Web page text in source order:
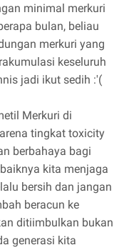
minimal merkuri
bulan, beliau
merkuri yang
keseluruh
jadi ikut sedih :'(
Merkuri di
tingkat toxicity
berbahaya bagi
kita menjaga
bersih dan jangan
beracun ke
ditiimbulkan bukan
generasi kita